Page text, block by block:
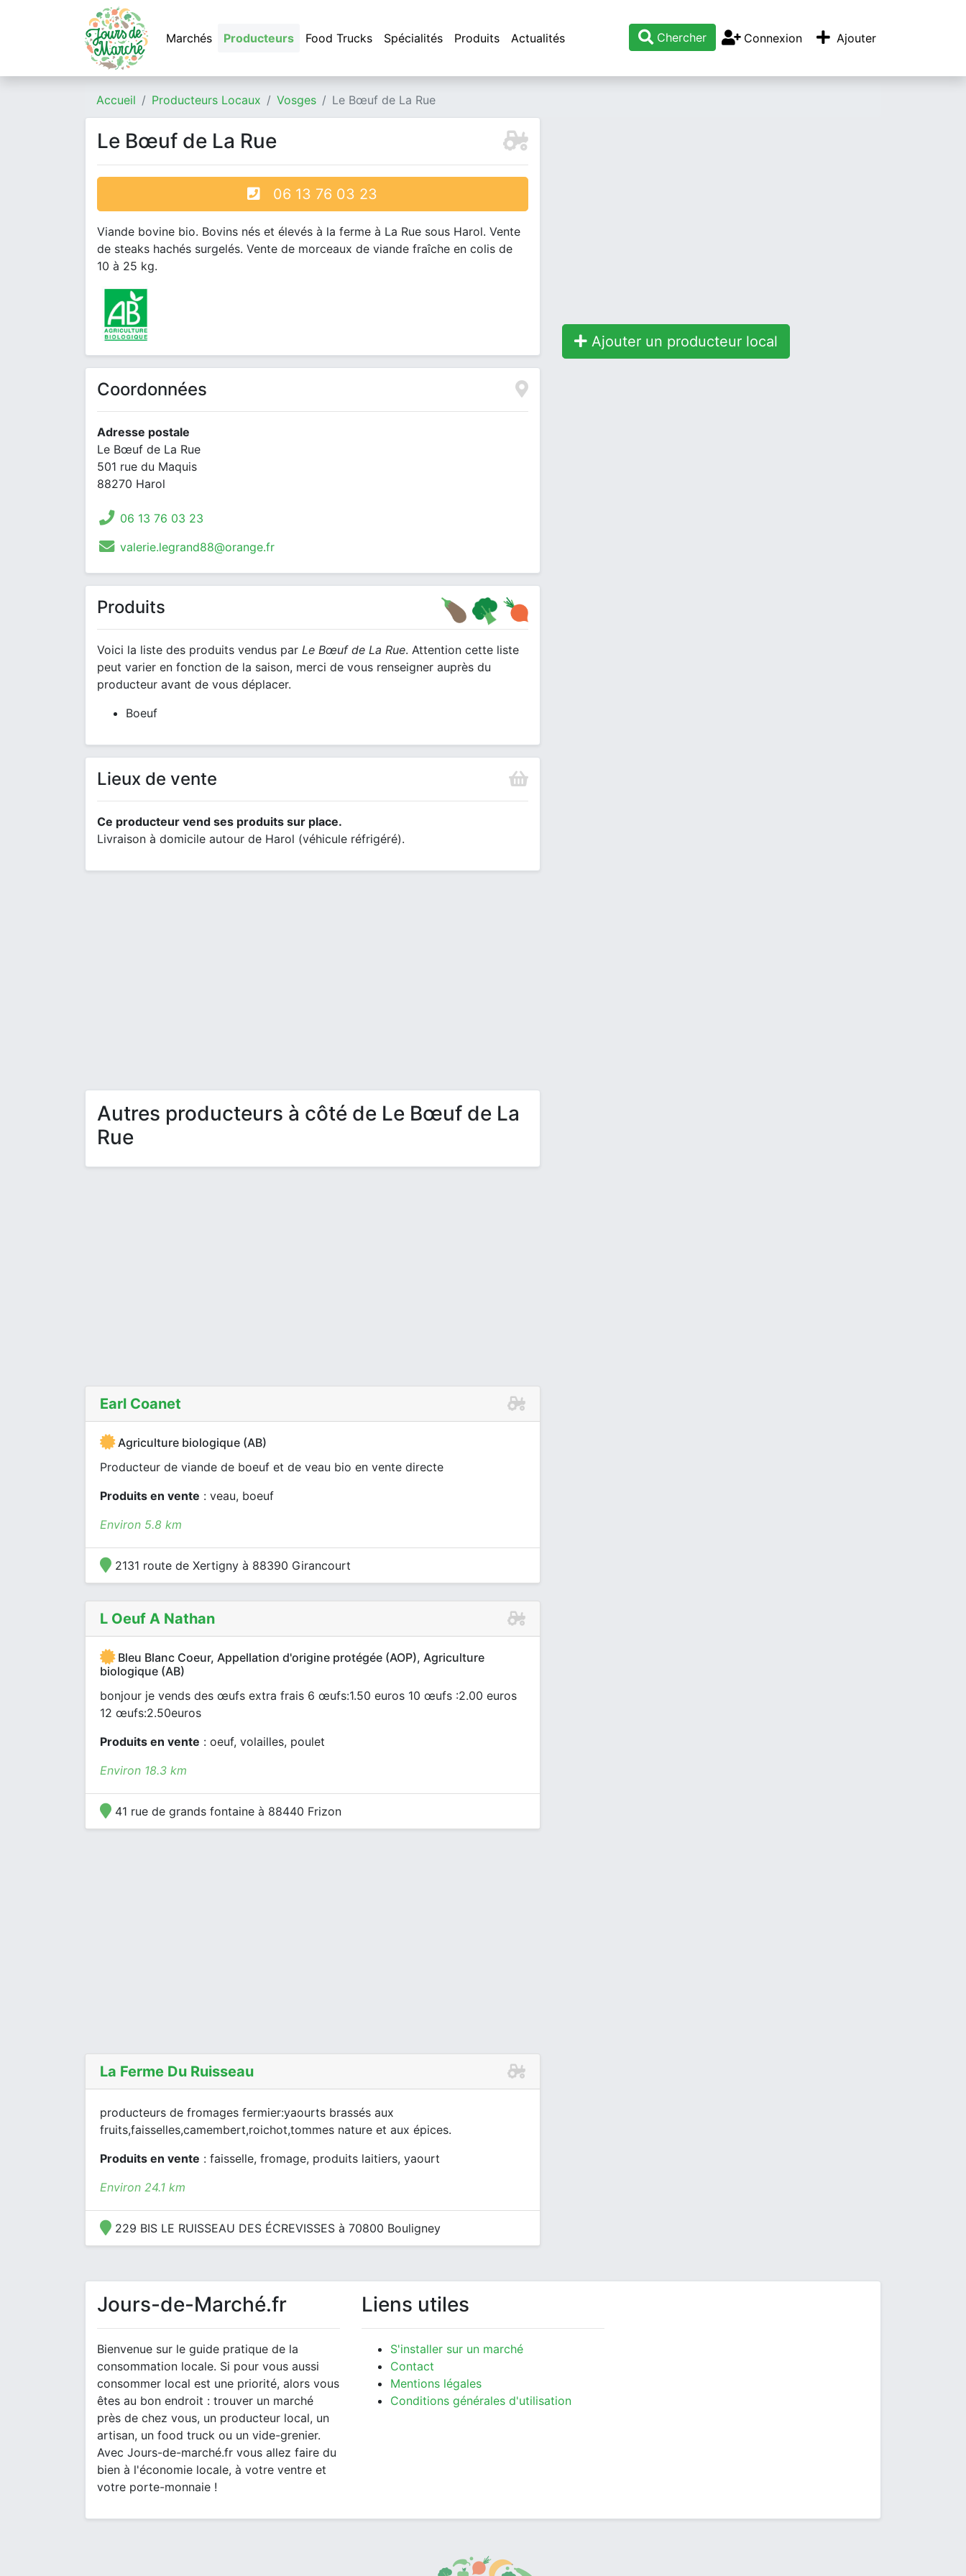
Marchés Producteurs Food Trucks Spécialités Produits Actualités Chercher Connexion Ajouter
Accueil Producteurs Locaux Vosges Le Bœuf de La Rue
Le Bœuf de La Rue
06 13 76 03 23
Viande bovine bio. Bovins nés et élevés à la ferme à La Rue sous Harol. Vente
de steaks hachés surgelés. Vente de morceaux de viande fraîche en colis de
10 à 25 kg.
Coordonnées
Adresse postale
Le Bœuf de La Rue
501 rue du Maquis
88270 Harol
06 13 76 03 23
valerie.legrand88@orange.fr
Produits
Voici la liste des produits vendus par Le Bœuf de La Rue. Attention cette liste
peut varier en fonction de la saison, merci de vous renseigner auprès du
producteur avant de vous déplacer.
Boeuf
Lieux de vente
Ce producteur vend ses produits sur place.
Livraison à domicile autour de Harol (véhicule réfrigéré).
Autres producteurs à côté de Le Bœuf de La
Rue
Earl Coanet
Agriculture biologique (AB)
Producteur de viande de boeuf et de veau bio en vente directe
Produits en vente : veau, boeuf
Environ 5.8 km
2131 route de Xertigny à 88390 Girancourt
L Oeuf A Nathan
Bleu Blanc Coeur, Appellation d'origine protégée (AOP), Agriculture
biologique (AB)
bonjour je vends des œufs extra frais 6 œufs:1.50 euros 10 œufs :2.00 euros
12 œufs:2.50euros
Produits en vente : oeuf, volailles, poulet
Environ 18.3 km
41 rue de grands fontaine à 88440 Frizon
La Ferme Du Ruisseau
producteurs de fromages fermier:yaourts brassés aux
fruits,faisselles,camembert,roichot,tommes nature et aux épices.
Produits en vente : faisselle, fromage, produits laitiers, yaourt
Environ 24.1 km
229 BIS LE RUISSEAU DES ÉCREVISSES à 70800 Bouligney
Ajouter un producteur local
Jours-de-Marché.fr
Bienvenue sur le guide pratique de la
consommation locale. Si pour vous aussi
consommer local est une priorité, alors vous
êtes au bon endroit : trouver un marché
près de chez vous, un producteur local, un
artisan, un food truck ou un vide-grenier.
Avec Jours-de-marché.fr vous allez faire du
bien à l'économie locale, à votre ventre et
votre porte-monnaie !
Liens utiles
S'installer sur un marché
Contact
Mentions légales
Conditions générales d'utilisation